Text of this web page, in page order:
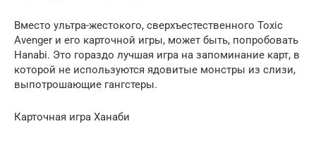
Вместо ультра-жестокого, сверхъестественного Toxic
Avenger и его карточной игры, может быть, попробовать
Hanabi. Это гораздо лучшая игра на запоминание карт, в
которой не используются ядовитые монстры из слизи,
выпотрошающие гангстеры.
Карточная игра Ханаби